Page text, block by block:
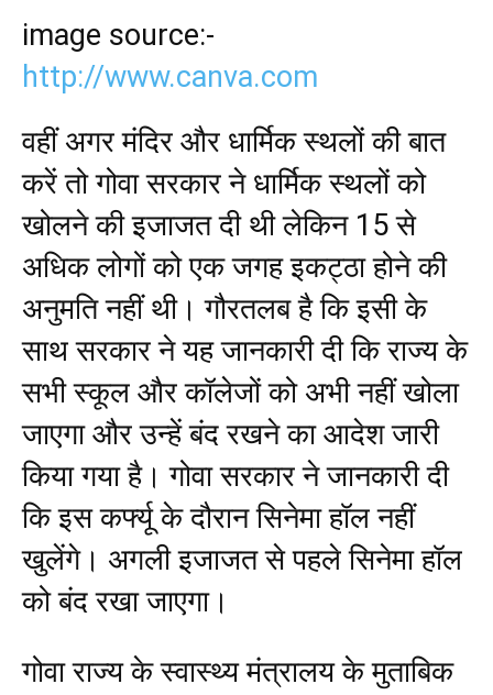
image source:-
http://www.canva.com
वहीं अगर मंदिर और धार्मिक स्थलों की बात
करें तो गोवा सरकार ने धार्मिक स्थलों को
खोलने की इजाजत दी थी लेकिन 15 से
अधिक लोगों को एक जगह इकट्ठा होने की
अनुमति नहीं थी। गौरतलब है कि इसी के
साथ सरकार ने यह जानकारी दी कि राज्य के
सभी स्कूल और कॉलेजों को अभी नहीं खोला
जाएगा और उन्हें बंद रखने का आदेश जारी
किया गया है। गोवा सरकार ने जानकारी दी
कि इस कर्फ्यू के दौरान सिनेमा हॉल नहीं
खुलेंगे। अगली इजाजत से पहले सिनेमा हॉल
को बंद रखा जाएगा।
गोवा राज्य के स्वास्थ्य मंत्रालय के मुताबिक